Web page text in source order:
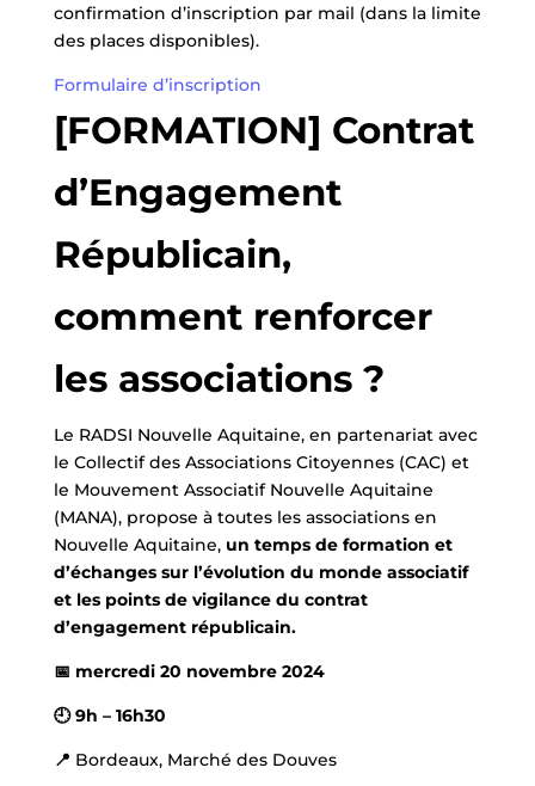
confirmation d’inscription par mail (dans la limite
des places disponibles).
Formulaire d’inscription
[FORMATION] Contrat
d’Engagement
Républicain,
comment renforcer
les associations ?
Le RADSI Nouvelle Aquitaine, en partenariat avec
le Collectif des Associations Citoyennes (CAC) et
le Mouvement Associatif Nouvelle Aquitaine
(MANA), propose à toutes les associations en
Nouvelle Aquitaine,un temps de formation et
d’échanges sur l’évolution du monde associatif
et les points de vigilance du contrat
d’engagement républicain.
📅 mercredi 20 novembre 2024
🕘 9h – 16h30
📍 Bordeaux, Marché des Douves